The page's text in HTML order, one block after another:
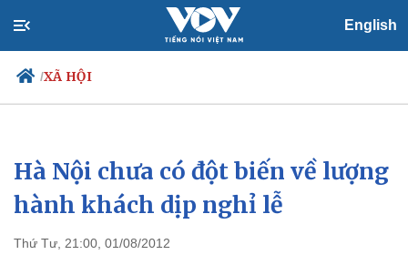
English
/XÃ HỘI
Chính trị
Đảng
Tổ chức nhân sự
Nhận diện sự thật
Xã hội
Tin 24h
Dự báo thời tiết
Hà Nội chưa có đột biến về lượng
hành khách dịp nghỉ lễ
Thứ Tư, 21:00, 01/08/2012